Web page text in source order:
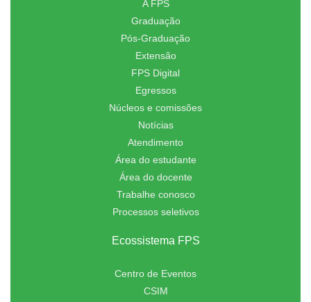
A FPS
Graduação
Pós-Graduação
Extensão
FPS Digital
Egressos
Núcleos e comissões
Notícias
Atendimento
Área do estudante
Área do docente
Trabalhe conosco
Processos seletivos
Ecossistema FPS
Centro de Eventos
CSIM